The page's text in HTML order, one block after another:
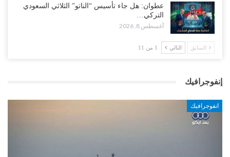
عطوان: هل جاء تأسيس “الناتو” الثلاثي السعودي
التركي…
أغسطس 8, 2026
السابق التالي 1 من 11
إنفوجرافيك